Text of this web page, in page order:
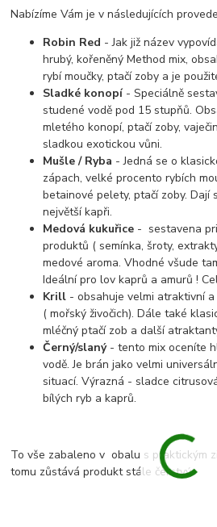
Nabízíme Vám je v následujících
Robin Red - Jak již název
hrubý, kořeněný Method mix,
rybí moučky, ptačí zoby a je
Sladké konopí- Speciálně
studené vodě pod 15 stupňů.
mletého konopí, ptačí zoby,
sladkou exotickou vůni.
Mušle / Ryba - Jedná se o
zápach, velké procento rybích
betainové pelety, ptačí zoby. Dají
největší kapři.
Medová kukuřice - sestavena
produktů ( semínka, šroty,
medové aroma. Vhodné všude
Ideální pro lov kaprů a amurů !
Krill - obsahuje velmi atraktivní
( mořský živočich). Dále také
mléčný ptačí zob a další
Černý/slaný- tento mix oceníte
vodě. Je brán jako velmi
situací. Výrazná - sladce
bílých ryb a kaprů.
To vše zabaleno v obalu s praktickým
tomu zůstává produkt stále čerstvý.